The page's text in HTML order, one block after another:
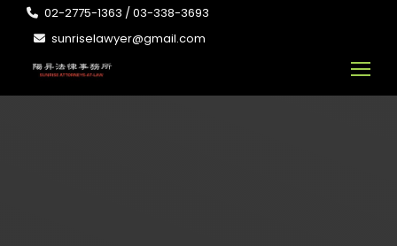
02-2775-1363 / 03-338-3693
sunriselawyer@gmail.com